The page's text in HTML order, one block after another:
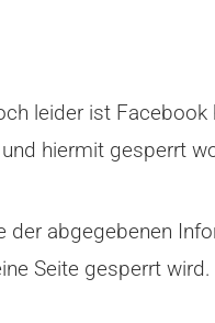
leider ist
hiermit gesperrt
der abgegebenen
Seite gesperrt